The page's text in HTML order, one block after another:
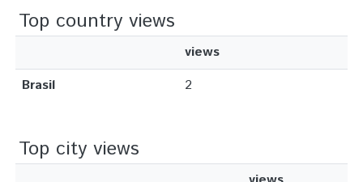
Top country views
views
Brasil
2
Top city views